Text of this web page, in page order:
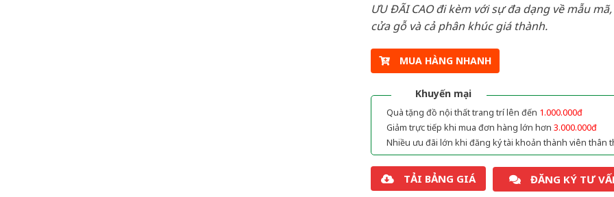
ƯU ĐÃI CAO đi kèm với sự đa dạng về mẫu
cửa gỗ và cả phân khúc giá thành.
MUA HÀNG NHANH
Khuyến mại
Quà tặng đồ nội thất trang trí lên đến 1.000.000đ
Giảm trực tiếp khi mua đơn hàng lớn hơn 3.000.000đ
Nhiều ưu đãi lớn khi đăng ký tài khoản thành viên thân
TẢI BẢNG GIÁ ĐĂNG KÝ TƯ